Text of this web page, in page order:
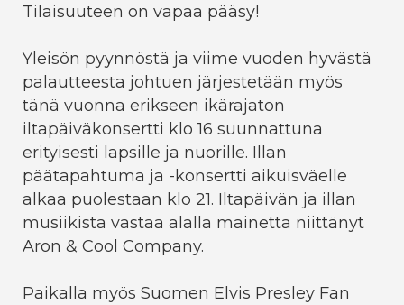
Tilaisuuteen on vapaa pääsy!
Yleisön pyynnöstä ja viime vuoden hyvästä
palautteesta johtuen järjestetään myös
tänä vuonna erikseen ikärajaton
iltapäiväkonsertti klo 16 suunnattuna
erityisesti lapsille ja nuorille. Illan
päätapahtuma ja -konsertti aikuisväelle
alkaa puolestaan klo 21. Iltapäivän ja illan
musiikista vastaa alalla mainetta niittänyt
Aron & Cool Company.
Paikalla myös Suomen Elvis Presley Fan